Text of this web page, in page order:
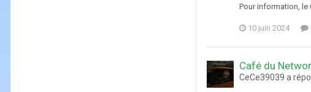
Pour information, le
10 juin 2024
Café du
CeCe39039 a